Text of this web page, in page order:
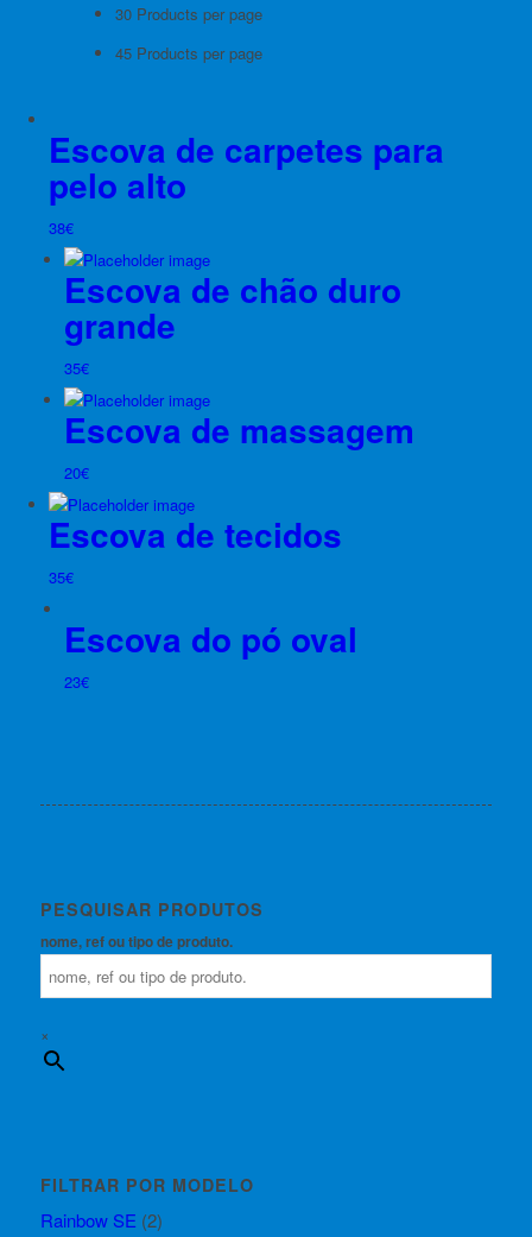
30 Products per page
45 Products per page
Escova de carpetes para
pelo alto
38€
Escova de chão duro
grande
35€
Escova de massagem
20€
Escova de tecidos
35€
Escova do pó oval
23€
PESQUISAR PRODUTOS
nome, ref ou tipo de produto.
×
FILTRAR POR MODELO
Rainbow SE (2)